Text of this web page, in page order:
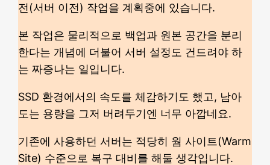
전(서버 이전) 작업을 계획중에 있습니다.
본 작업은 물리적으로 백업과 원본 공간을 분리
한다는 개념에 더불어 서버 설정도 건드려야 하
는 짜증나는 일입니다.
SSD 환경에서의 속도를 체감하기도 했고, 남아
도는 용량을 그저 버려두기엔 너무 아깝네요.
기존에 사용하던 서버는 적당히 웜 사이트(Warm
Site) 수준으로 복구 대비를 해둘 생각입니다.